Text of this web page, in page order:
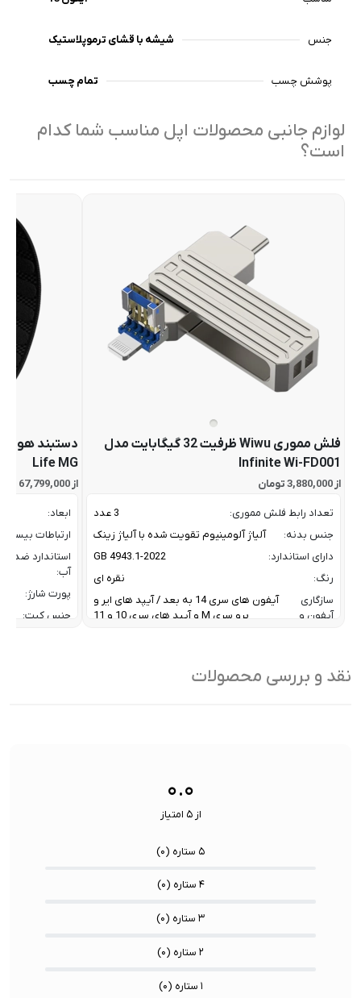
جنس شیشه با قشای ترموپلاستیک
پوشش چسب تمام چسب
لوازم جانبی محصولات اپل مناسب شما کدام
است؟
فلش مموری Wiwu ظرفیت 32 گیگابایت مدل
Infinite Wi-FD001
از 3,880,000 تومان
تعداد رابط فلش مموری:
3 عدد
جنس بدنه:
آلیاژ آلومینیوم تقویت شده با آلیاژ زینک
دارای استاندارد:
GB 4943.1-2022
رنگ:
نقره ای
سازگاری
آیفون و
آیفون های سری 14 به بعد / آیپد های ایر و
پرو سری M و آیپد های سری 10 و 11
ظرفیت:
Life MG
از 67,799,000 تومان
ابعاد:
ارتباطات بیسیم:
استاندارد ضد
آب:
پورت شارژ:
جنس کیت:
نقد و بررسی محصولات
۰.۰
از ۵ امتیاز
۵ ستاره ( ۰)
۴ ستاره ( ۰)
۳ ستاره ( ۰)
۲ ستاره ( ۰)
۱ ستاره ( ۰)